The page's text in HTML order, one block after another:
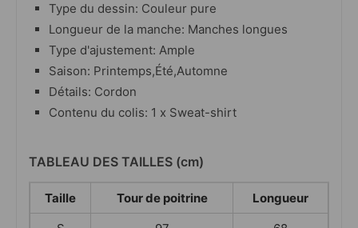
Type du dessin: Couleur pure
Longueur de la manche: Manches longues
Type d'ajustement: Ample
Saison: Printemps,Été,Automne
Détails: Cordon
Contenu du colis: 1 x Sweat-shirt
TABLEAU DES TAILLES (cm)
Taille Tour de poitrine
Longueur